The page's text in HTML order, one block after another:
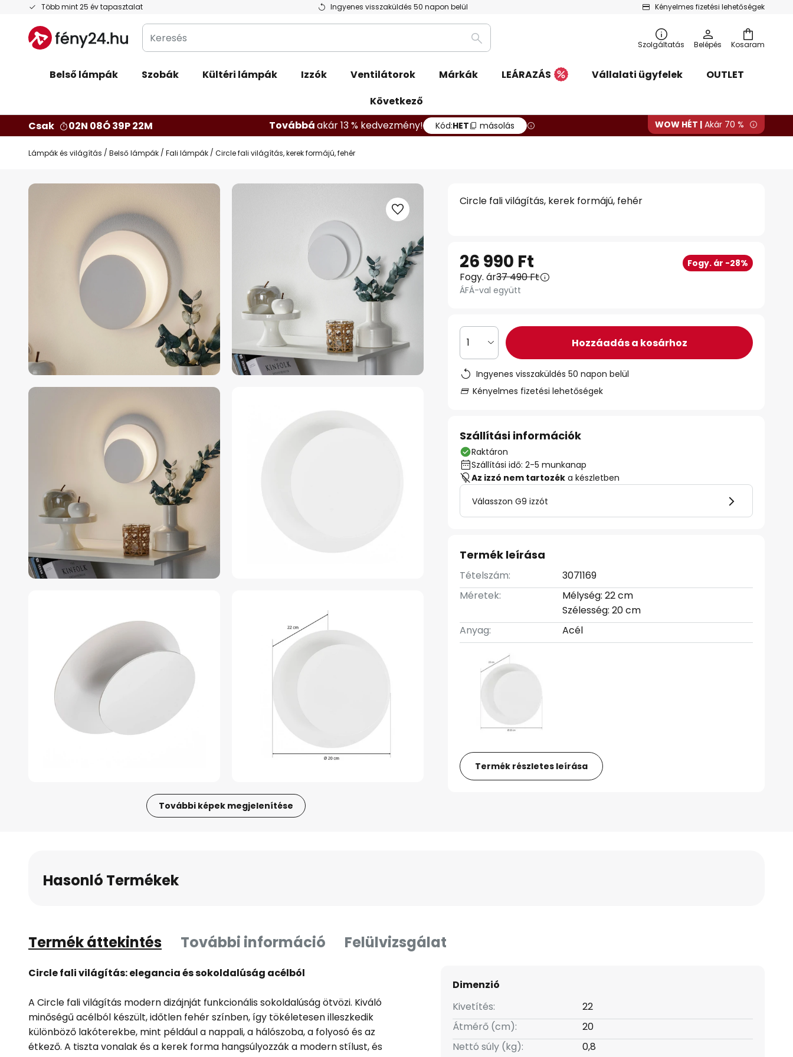
Több mint 25 év tapasztalat Ingyenes visszaküldés 50 napon belül Kényelmes fizetési lehetőségek
Ugrás
tartalomhoz
Kosaram
Keresés
Keresés
Szolgáltatás Belépés
Belső lámpák Szobák Kültéri lámpák Izzók Ventilátorok Márkák LEÁRAZÁS Vállalati ügyfelek
OUTLET
Következő
Csak
02N 08Ó 39P 21M Továbbáakár 13 % kedvezmény! Kód:HET másolás WOW HÉT | Akár 70 %
Lámpák és világítás Belső lámpák Fali lámpák Circle fali világítás, kerek formájú, fehér
Ugrás
További képek megjelenítése
Circle fali világítás, kerek formájú, fehér
26 990 Ft Fogy. ár -28%
Fogy. ár37 490 Ft
ÁFÁ-val együtt
1 Hozzáadás a kosárhoz
Ingyenes visszaküldés 50 napon belül
Kényelmes fizetési lehetőségek
Szállítási információk
Raktáron
Szállítási idő: 2-5 munkanap
Az izzó nem tartozék a készletben
Válasszon G9 izzót
Termék leírása
Tételszám:
3071169
Méretek:
Mélység: 22 cm
Szélesség: 20 cm
Anyag:
Acél
Termék részletes leírása
Hasonló Termékek
Termék áttekintés További információ Felülvizsgálat
Circle fali világítás: elegancia és sokoldalúság acélból
A Circle fali világítás modern dizájnját funkcionális sokoldalúság ötvözi. Kiváló
minőségű acélból készült, időtlen fehér színben, így tökéletesen illeszkedik
különböző lakóterekbe, mint például a nappali, a hálószoba, a folyosó és az
étkező. A tiszta vonalak és a kerek forma hangsúlyozzák a modern stílust, és
Dimenzió
Kivetítés:
22
Átmérő (cm):
20
Nettó súly (kg):
0,8